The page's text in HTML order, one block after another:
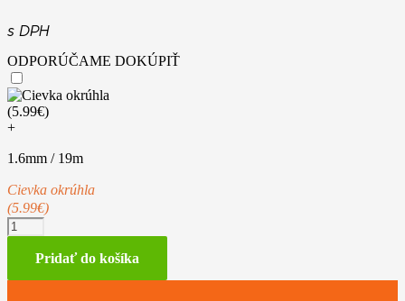
299,00€.
s DPH
ODPORÚČAME DOKÚPIŤ
+
1.6mm / 19m
Cievka okrúhla
(5.99€)
množstvo
STIHL
Pridať do košíka